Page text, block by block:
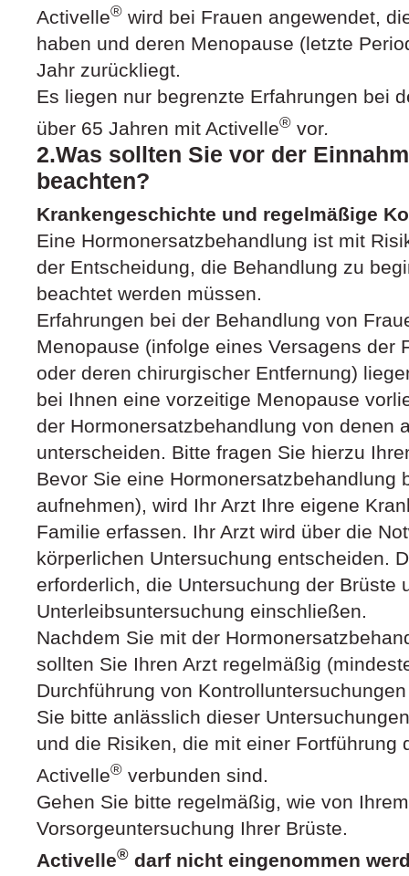
Activelle® wird bei Frauen angewendet,
haben und deren Menopause (letzte
Jahr zurückliegt.
Es liegen nur begrenzte Erfahrungen bei
über 65 Jahren mit Activelle® vor.
2.Was sollten Sie vor der
beachten?
Krankengeschichte und regelmäßige
Eine Hormonersatzbehandlung ist mit
der Entscheidung, die Behandlung zu
beachtet werden müssen.
Erfahrungen bei der Behandlung von
Menopause (infolge eines Versagens der
oder deren chirurgischer Entfernung)
bei Ihnen eine vorzeitige Menopause
der Hormonersatzbehandlung von denen
unterscheiden. Bitte fragen Sie hierzu
Bevor Sie eine Hormonersatzbehandlung
aufnehmen), wird Ihr Arzt Ihre eigene
Familie erfassen. Ihr Arzt wird über die
körperlichen Untersuchung entscheiden.
erforderlich, die Untersuchung der Brüste
Unterleibsuntersuchung einschließen.
Nachdem Sie mit der
sollten Sie Ihren Arzt regelmäßig
Durchführung von
Sie bitte anlässlich dieser
und die Risiken, die mit einer Fortführung
Activelle® verbunden sind.
Gehen Sie bitte regelmäßig, wie von
Vorsorgeuntersuchung Ihrer Brüste.
Activelle® darf nicht eingenommen